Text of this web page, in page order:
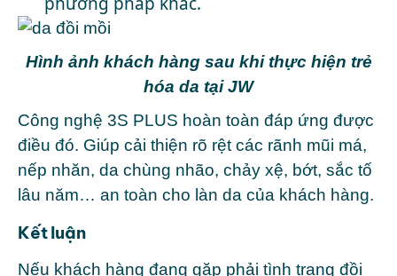
Hình ảnh khách hàng sau khi thực hiện trẻ
hóa da tại JW
Công nghệ 3S PLUS hoàn toàn đáp ứng được
điều đó. Giúp cải thiện rõ rệt các rãnh mũi má,
nếp nhăn, da chùng nhão, chảy xệ, bớt, sắc tố
lâu năm… an toàn cho làn da của khách hàng.
Kết luận
Nếu khách hàng đang gặp phải tình trạng đồi